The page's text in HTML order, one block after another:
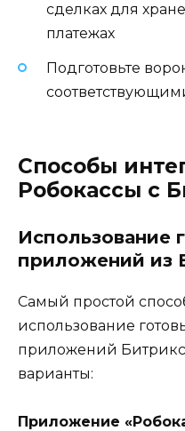
сделках для
платежах
Подготовьте
Способы
Робокассы с
Использование
приложений из
Самый простой
использование
приложений
варианты:
Приложение